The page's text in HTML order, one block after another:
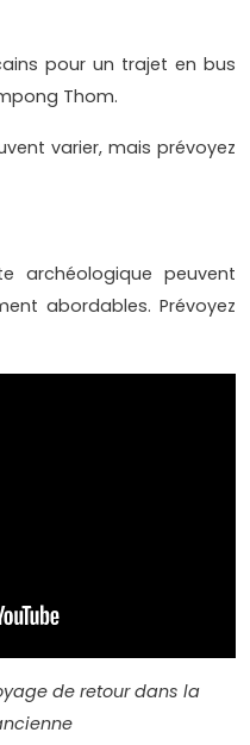
pour un trajet en bus
Thom.
varier, mais prévoyez
archéologique peuvent
abordables. Prévoyez
de retour dans la